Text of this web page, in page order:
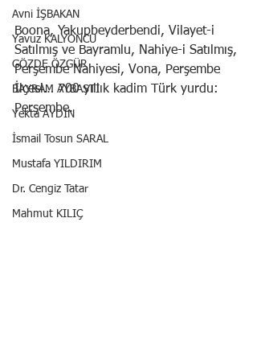
Avni İŞBAKAN
Yavuz KALYONCU
GÖZDE ÖZGÜR
BAYRAM AYBASTI
Yekta AYDIN
İsmail Tosun SARAL
Mustafa YILDIRIM
Dr. Cengiz Tatar
Mahmut KILIÇ
Boona, Yakupbeyderbendi, Vilayet-i
Satılmış ve Bayramlu, Nahiye-i Satılmış,
Perşembe Nahiyesi, Vona, Perşembe
İlçesi… 700 yıllık kadim Türk yurdu:
Perşembe.